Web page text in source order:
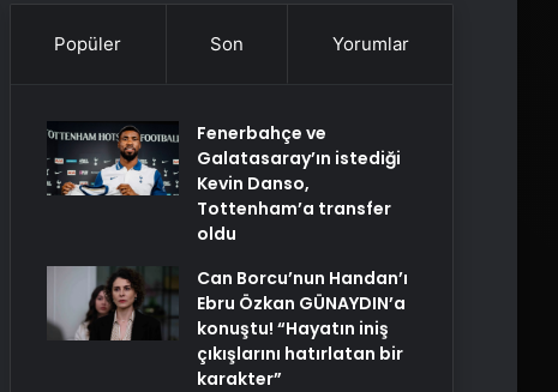
Popüler Son Yorumlar
Fenerbahçe ve
Galatasaray’ın istediği
Kevin Danso,
Tottenham’a transfer
oldu
Can Borcu’nun Handan’ı
Ebru Özkan GÜNAYDIN’a
konuştu! “Hayatın iniş
çıkışlarını hatırlatan bir
karakter”